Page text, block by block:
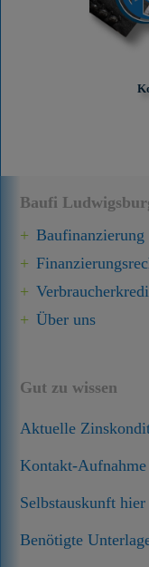
Baufi
Baufinanzierung
Über uns
Gut zu wissen
Aktuelle
Kontakt-
Selbstauskunft
Benötigte